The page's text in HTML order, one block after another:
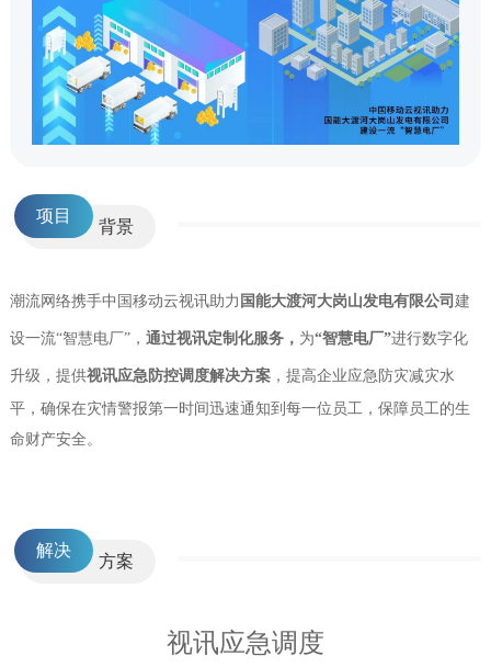
项目
背景
潮流网络携手中国移动云视讯助力 国能大渡河大岗山发电有限公司 建
设一流“智慧电厂”， 通过视讯定制化服务， 为“智慧电厂”进行数字化
升级，提供视讯应急防控调度解决方案，提高企业应急防灾减灾水
平，确保在灾情警报第一时间迅速通知到每一位员工，保障员工的生
命财产安全。
解决
方案
视讯应急调度